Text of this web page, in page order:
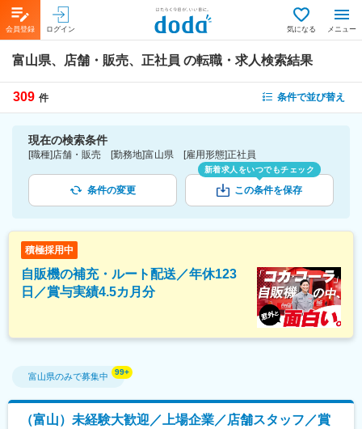
会員登録 ログイン 気になる メニュー
富山県、店舗・販売、正社員 の転職・求人検索結果
309 件 条件で並び替え
現在の検索条件
[職種]店舗・販売 [勤務地]富山県 [雇用形態]正社員
条件の変更
新着求人をいつでもチェック
この条件を保存
積極採用中
自販機の補充・ルート配送／年休123
日／賞与実績4.5カ月分
富山県のみで募集中
（富山）未経験大歓迎／上場企業／店舗スタッフ／賞